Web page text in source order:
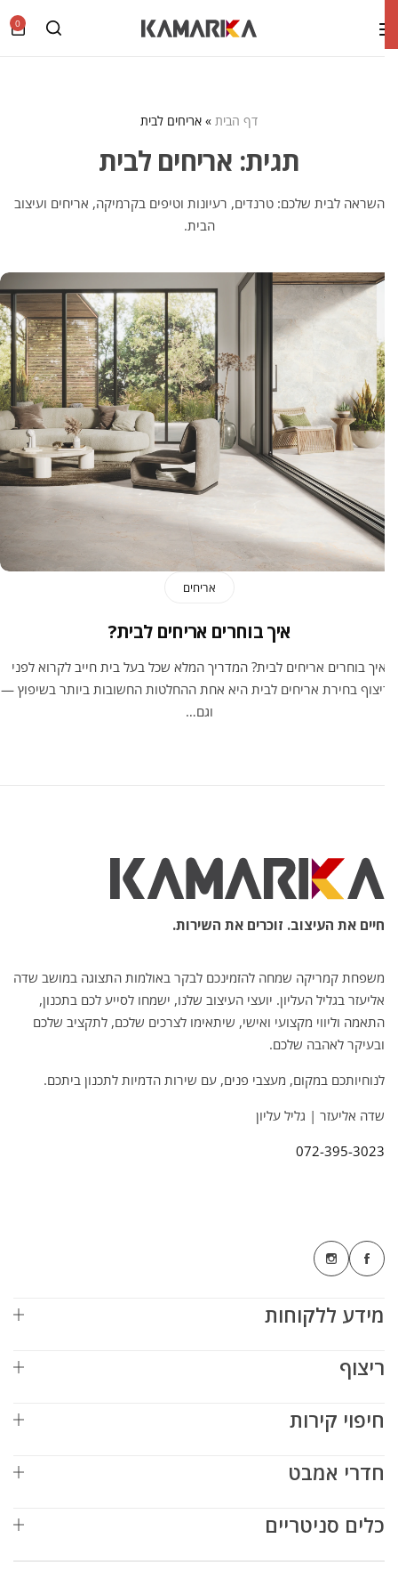
דף הבית» אריחים לבית
תגית:אריחים לבית
השראה לבית שלכם: טרנדים, רעיונות וטיפים בקרמיקה, אריחים ועיצוב
הבית.
אריחים
איך בוחרים אריחים לבית?
בוחרים אריחים לבית? המדריך המלא שכל בעל בית חייב לקרוא לפני
בחירת אריחים לבית היא אחת ההחלטות החשובות ביותר בשיפוץ —
וגם…
חיים את העיצוב. זוכרים את השירות.
משפחת קמריקה שמחה להזמינכם לבקר באולמות התצוגה במושב שדה
אליעזר בגליל העליון. יועצי העיצוב שלנו, ישמחו לסייע לכם בתכנון,
התאמה וליווי מקצועי ואישי, שיתאימו לצרכים שלכם, לתקציב שלכם
ובעיקר לאהבה שלכם.
לנוחיותכם במקום, מעצבי פנים, עם שירות הדמיות לתכנון ביתכם.
שדה אליעזר | גליל עליון
072-395-3023
מידע ללקוחות
ריצוף
חיפוי קירות
חדרי אמבט
כלים סניטריים